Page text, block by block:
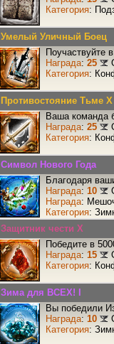
Категория:
Умелый Уличный Боец
Поучаствуйте
Награда: 25
Категория:
Противостояние Тьме X
Ваша команда
Награда: 25
Категория:
Символ Нового Года
Благодаря
Награда: 10
Награда:
Категория:
Защитник чести X
Победите в
Награда: 15
Категория:
Зима для ВСЕХ! I
Вы победили
Награда: 10
Категория: